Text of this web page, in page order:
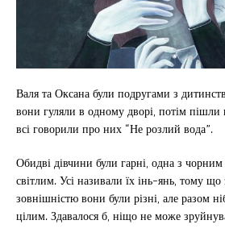
Валя та Оксана були подругами з
вони гуляли в одному дворі, потім пішли
всі говорили про них “Не розлий вода”.
Обидві дівчини були гарні, одна з
світлим. Усі називали їх інь-янь, тому що
зовнішністю вони були різні, але разом
цілим. Здавалося б, ніщо не може